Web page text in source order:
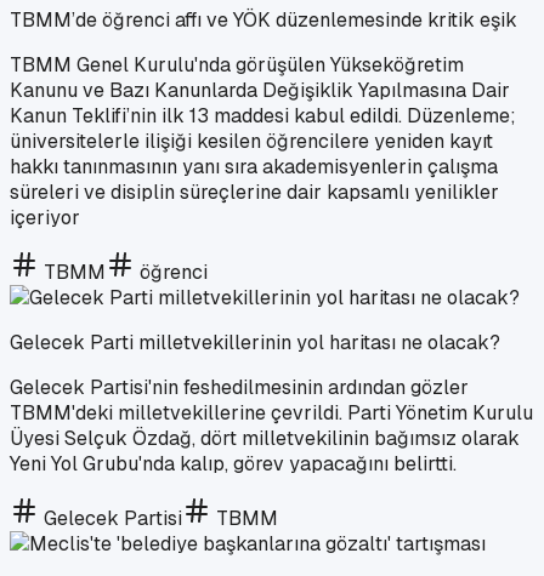
TBMM’de öğrenci affı ve YÖK düzenlemesinde kritik eşik
TBMM Genel Kurulu'nda görüşülen Yükseköğretim
Kanunu ve Bazı Kanunlarda Değişiklik Yapılmasına Dair
Kanun Teklifi’nin ilk 13 maddesi kabul edildi. Düzenleme;
üniversitelerle ilişiği kesilen öğrencilere yeniden kayıt
hakkı tanınmasının yanı sıra akademisyenlerin çalışma
süreleri ve disiplin süreçlerine dair kapsamlı yenilikler
içeriyor
TBMM öğrenci
Gelecek Parti milletvekillerinin yol haritası ne olacak?
Gelecek Partisi'nin feshedilmesinin ardından gözler
TBMM'deki milletvekillerine çevrildi. Parti Yönetim Kurulu
Üyesi Selçuk Özdağ, dört milletvekilinin bağımsız olarak
Yeni Yol Grubu'nda kalıp, görev yapacağını belirtti.
Gelecek Partisi TBMM